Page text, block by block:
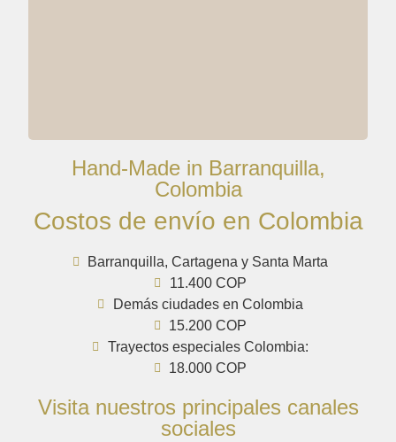
Hand-Made in Barranquilla,
Colombia
Costos de envío en Colombia
Barranquilla, Cartagena y Santa Marta
11.400 COP
Demás ciudades en Colombia
15.200 COP
Trayectos especiales Colombia:
18.000 COP
Visita nuestros principales canales
sociales